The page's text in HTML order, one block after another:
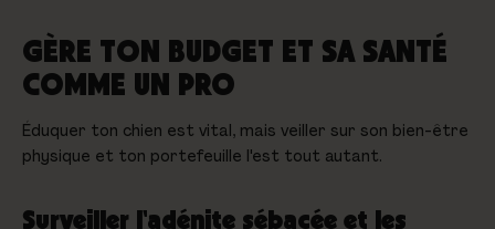
GÈRE TON BUDGET ET SA SANTÉ
COMME UN PRO
Éduquer ton chien est vital, mais veiller sur son bien-être
physique et ton portefeuille l'est tout autant.
Surveiller l'adénite sébacée et les